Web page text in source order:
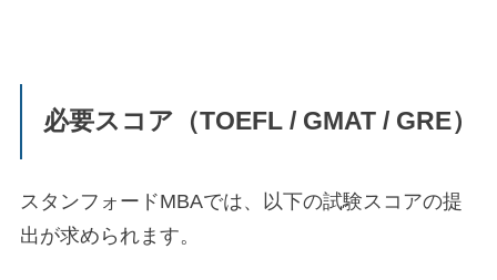
必要スコア（TOEFL / GMAT / GRE）
スタンフォードMBAでは、以下の試験スコアの提
出が求められます。